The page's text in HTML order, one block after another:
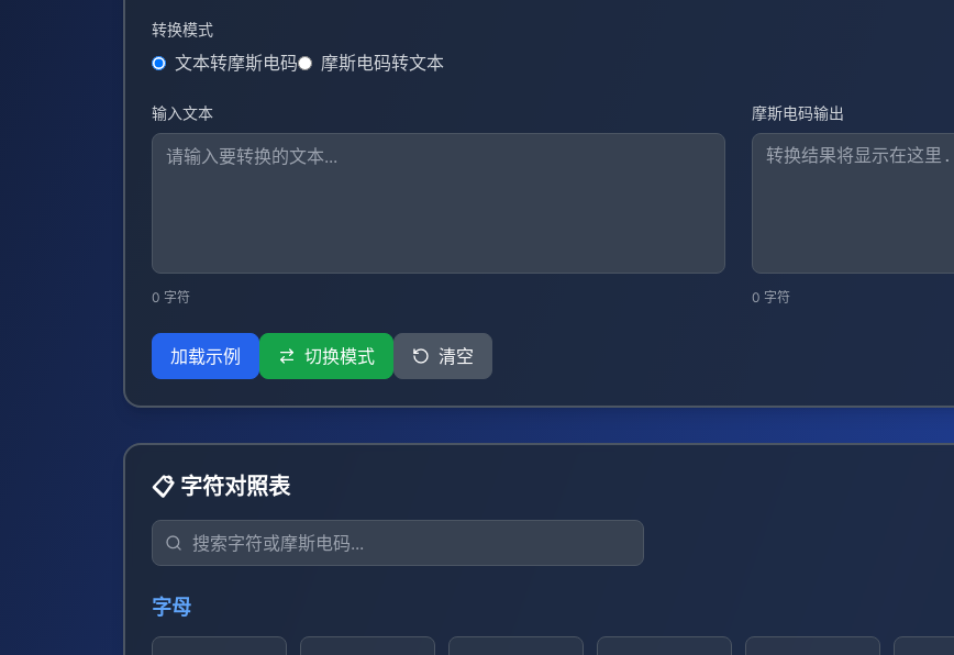
转换模式
文本转摩斯电码 摩斯电码转文本
输入文本
0 字符
摩斯电码输出
0 字符
加载示例 切换模式 清空
📋 字符对照表
字母